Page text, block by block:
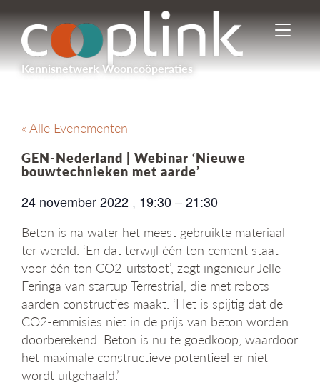
Kennisnetwerk Wooncoöperaties
I
n
-
l
e
v
g
a
« Alle Evenementen
GEN-Nederland | Webinar ‘Nieuwe
bouwtechnieken met aarde’
24 november 2022 , 19:30 –21:30
Beton is na water het meest gebruikte materiaal
ter wereld. ‘En dat terwijl één ton cement staat
voor één ton CO2-uitstoot’, zegt ingenieur Jelle
Feringa van startup Terrestrial, die met robots
aarden constructies maakt. ‘Het is spijtig dat de
CO2-emmisies niet in de prijs van beton worden
door­berekend. Beton is nu te goedkoop, waardoor
het maximale constructieve potentieel er niet
wordt uitgehaald.’